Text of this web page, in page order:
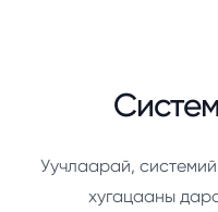
Уучлаарай,
хугацааны